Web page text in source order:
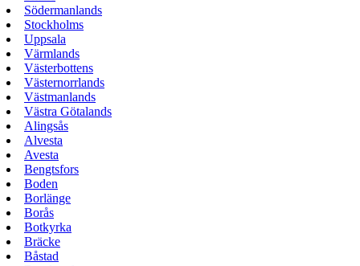
Södermanlands
Stockholms
Uppsala
Värmlands
Västerbottens
Västernorrlands
Västmanlands
Västra Götalands
Alingsås
Alvesta
Avesta
Bengtsfors
Boden
Borlänge
Borås
Botkyrka
Bräcke
Båstad